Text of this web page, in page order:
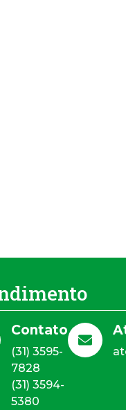
Contato
(31) 3595-
7828
(31) 3594-
5380